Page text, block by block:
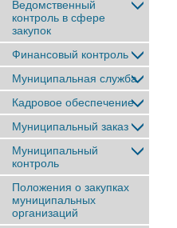
Ведомственный
контроль в сфере
закупок
Финансовый контроль
Муниципальная служба
Кадровое обеспечение
Муниципальный заказ
Муниципальный
контроль
Положения о закупках
муниципальных
организаций